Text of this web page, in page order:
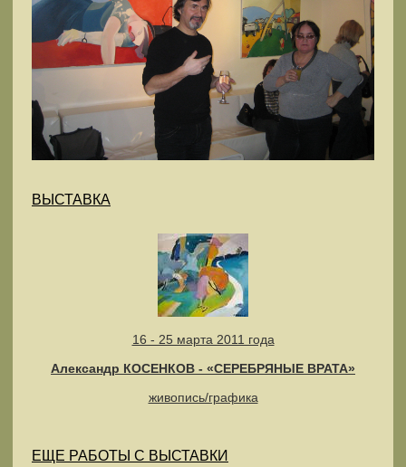
ВЫСТАВКА
16 - 25 марта 2011 года
Александр КОСЕНКОВ - «СЕРЕБРЯНЫЕ ВРАТА»
живопись/графика
ЕЩЕ РАБОТЫ С ВЫСТАВКИ